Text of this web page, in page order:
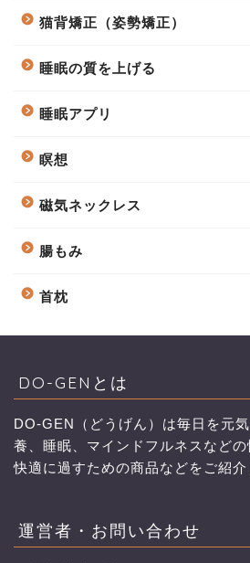
猫背矯正（姿勢矯正）
睡眠の質を上げる
睡眠アプリ
瞑想
磁気ネックレス
腸もみ
首枕
DO-GENとは
DO-GEN（どうげん）は毎日を元
養、睡眠、マインドフルネスなど
快適に過すための商品などをご紹介
運営者・お問い合わせ